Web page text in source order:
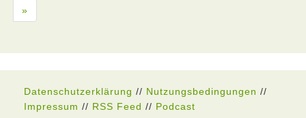
»
Datenschutzerklärung // Nutzungsbedingungen //
Impressum // RSS Feed // Podcast